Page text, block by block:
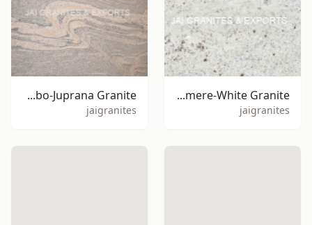
Cashmere-White Granite
jaigranites
Colombo-Juprana Granite
jaigranites